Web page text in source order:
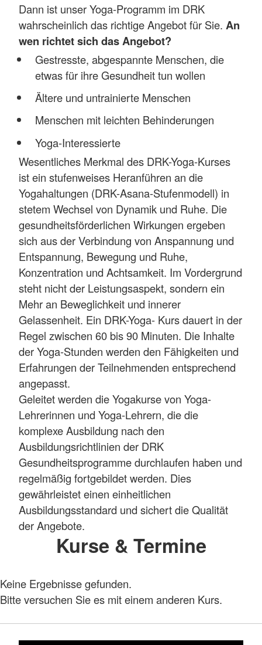
Dann ist unser Yoga-Programm im DRK
wahrscheinlich das richtige Angebot für Sie. An
wen richtet sich das Angebot?
Gestresste, abgespannte Menschen, die
etwas für ihre Gesundheit tun wollen
Ältere und untrainierte Menschen
Menschen mit leichten Behinderungen
Yoga-Interessierte
Wesentliches Merkmal des DRK-Yoga-Kurses
ist ein stufenweises Heranführen an die
Yogahaltungen (DRK-Asana-Stufenmodell) in
stetem Wechsel von Dynamik und Ruhe. Die
gesundheitsförderlichen Wirkungen ergeben
sich aus der Verbindung von Anspannung und
Entspannung, Bewegung und Ruhe,
Konzentration und Achtsamkeit. Im Vordergrund
steht nicht der Leistungsaspekt, sondern ein
Mehr an Beweglichkeit und innerer
Gelassenheit. Ein DRK-Yoga- Kurs dauert in der
Regel zwischen 60 bis 90 Minuten. Die Inhalte
der Yoga-Stunden werden den Fähigkeiten und
Erfahrungen der Teilnehmenden entsprechend
angepasst.
Geleitet werden die Yogakurse von Yoga-
Lehrerinnen und Yoga-Lehrern, die die
komplexe Ausbildung nach den
Ausbildungsrichtlinien der DRK
Gesundheitsprogramme durchlaufen haben und
regelmäßig fortgebildet werden. Dies
gewährleistet einen einheitlichen
Ausbildungsstandard und sichert die Qualität
der Angebote.
Kurse & Termine
Keine Ergebnisse gefunden.
Bitte versuchen Sie es mit einem anderen Kurs.